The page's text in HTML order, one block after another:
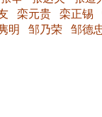
栾元贵 栾正锡
明 邹乃荣 邹德